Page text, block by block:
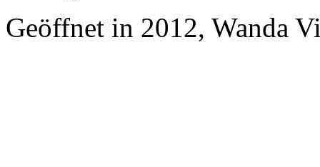
Geöffnet in 2012, Wanda